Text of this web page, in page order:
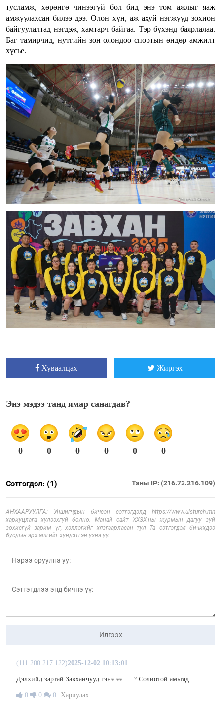
тусламж, хөрөнгө чинээгүй бол бид энэ том ажлыг яаж
амжуулахсан билээ дээ. Олон хүн, аж ахуй нэгжүүд зохион
байгуулалтад нэгдэж, хамтарч байгаа. Тэр бүхэнд баярлалаа.
Баг тамирчид, нутгийн зон олондоо спортын өндөр амжилт
хүсье.
Хуваалцах Жиргэх
Энэ мэдээ танд ямар санагдав?
0 0 0 0 0 0
Сэтгэгдэл: (1) Таны IP: (216.73.216.109)
АНХААРУУЛГА: Уншигчдын бичсэн сэтгэгдэлд https://www.ulsturch.mn
хариуцлага хүлээхгүй болно. Манай сайт ХХЗХ-ны журмын дагуу зүй
зохисгүй зарим үг, хэллэгийг хязгаарласан тул Та сэтгэгдэл бичихдээ
бусдын эрх ашгийг хүндэтгэн үзнэ үү.
Илгээх
(111.200.217.122)2025-12-02 10:13:01
Дэлхийд зартай Завханчууд гэнэ ээ .....? Солиотой амьтад.
0 0 0 Хариулах